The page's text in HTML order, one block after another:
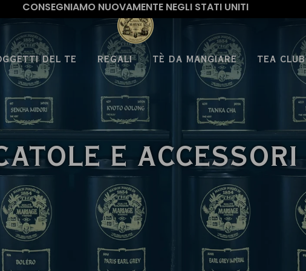
CONSEGNIAMO NUOVAMENTE NEGLI STATI UNITI
DEL TE REGALI TÈ DA MANGIARE TEA CLUB
E ACCESSORI